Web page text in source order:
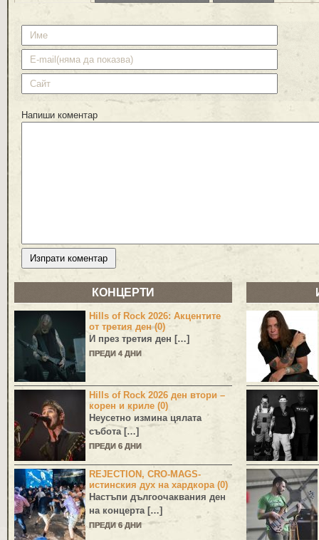
Напиши коментар
КОНЦЕРТИ
Hills of Rock 2026: Акцентите
от третия ден (0)
И през третия ден […]
ПРЕДИ 4 ДНИ
Hills of Rock 2026 ден втори –
корен и криле (0)
Неусетно измина цялата
събота […]
ПРЕДИ 6 ДНИ
REJECTION, CRO-MAGS-
истинския дух на хардкора (0)
Настъпи дългоочаквания ден
на концерта […]
ПРЕДИ 6 ДНИ